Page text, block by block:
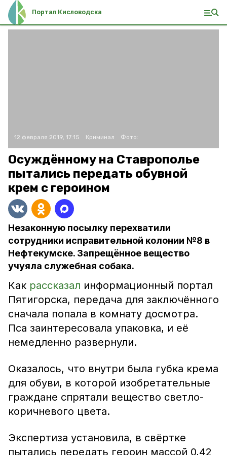
Портал Кисловодска
12 февраля 2019, 17:15 Криминал Фото:
Осуждённому на Ставрополье
пытались передать обувной
крем с героином
Незаконную посылку перехватили
сотрудники исправительной колонии №8 в
Нефтекумске. Запрещённое вещество
учуяла служебная собака.
Как рассказал информационный портал
Пятигорска, передача для заключённого
сначала попала в комнату досмотра.
Пса заинтересовала упаковка, и её
немедленно развернули.
Оказалось, что внутри была губка крема
для обуви, в которой изобретательные
граждане спрятали вещество светло-
коричневого цвета.
Экспертиза установила, в свёртке
пытались передать героин массой 0,42